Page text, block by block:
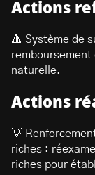
Actions
🔺 Système de
naturelle.
Actions
💡
riches :
riches pour